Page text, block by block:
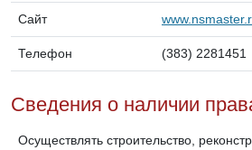
Сайт
Телефон (383) 2281451
Сведения о наличии
Осуществлять строительство,